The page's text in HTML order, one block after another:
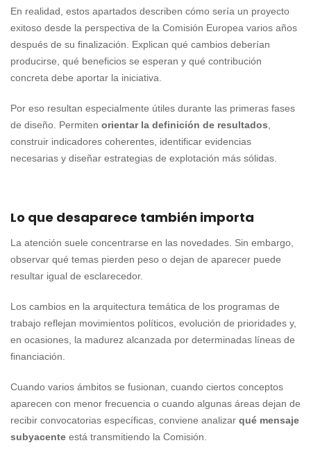
En realidad, estos apartados describen cómo sería un proyecto
exitoso desde la perspectiva de la Comisión Europea varios años
después de su finalización. Explican qué cambios deberían
producirse, qué beneficios se esperan y qué contribución
concreta debe aportar la iniciativa.
Por eso resultan especialmente útiles durante las primeras fases
de diseño. Permiten orientar la definición de resultados,
construir indicadores coherentes, identificar evidencias
necesarias y diseñar estrategias de explotación más sólidas.
Lo que desaparece también importa
La atención suele concentrarse en las novedades. Sin embargo,
observar qué temas pierden peso o dejan de aparecer puede
resultar igual de esclarecedor.
Los cambios en la arquitectura temática de los programas de
trabajo reflejan movimientos políticos, evolución de prioridades y,
en ocasiones, la madurez alcanzada por determinadas líneas de
financiación.
Cuando varios ámbitos se fusionan, cuando ciertos conceptos
aparecen con menor frecuencia o cuando algunas áreas dejan de
recibir convocatorias específicas, conviene analizar qué mensaje
subyacente está transmitiendo la Comisión.